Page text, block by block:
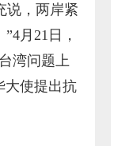
说，两岸紧
月21日，
湾问题上
大使提出抗